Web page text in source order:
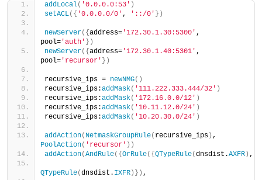
addLocal( '0.0.0.0:53' )
setACL({ '0.0.0.0/0' , '::/0' })
newServer({ address= '172.30.1.30:5300' ,
pool= 'auth' })
newServer({ address= '172.30.1.40:5301' ,
pool= 'recursor' })
recursive_ips = newNMG()
recursive_ips:addMask( '111.222.333.444/32' )
recursive_ips:addMask( '172.16.0.0/12' )
recursive_ips:addMask( '10.11.12.0/24' )
recursive_ips:addMask( '10.20.30.0/24' )
addAction( NetmaskGroupRule( recursive_ips )
PoolAction( 'recursor' ))
addAction(AndRule({ OrRule({ QTypeRule(dnsdist.AXFR ) ,
QTypeRule(dnsdist. IXFR )}) ,